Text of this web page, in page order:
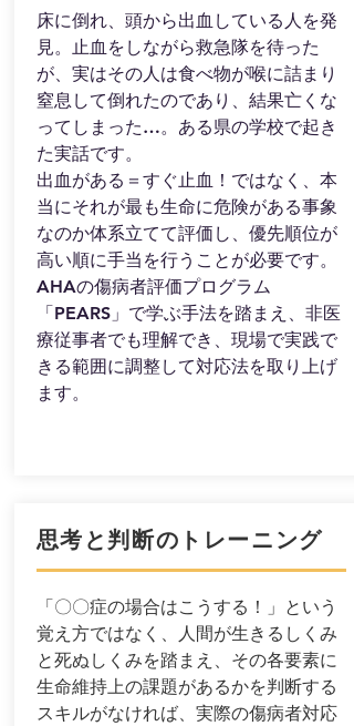
床に倒れ、頭から出血している人を発
見。止血をしながら救急隊を待った
が、実はその人は食べ物が喉に詰まり
窒息して倒れたのであり、結果亡くな
ってしまった…。ある県の学校で起き
た実話です。
出血がある＝すぐ止血！ではなく、本
当にそれが最も生命に危険がある事象
なのか体系立てて評価し、優先順位が
高い順に手当を行うことが必要です。
AHAの傷病者評価プログラム
「PEARS」で学ぶ手法を踏まえ、非医
療従事者でも理解でき、現場で実践で
きる範囲に調整して対応法を取り上げ
ます。
思考と判断のトレーニング
「〇〇症の場合はこうする！」という
覚え方ではなく、人間が生きるしくみ
と死ぬしくみを踏まえ、その各要素に
生命維持上の課題があるかを判断する
スキルがなければ、実際の傷病者対応